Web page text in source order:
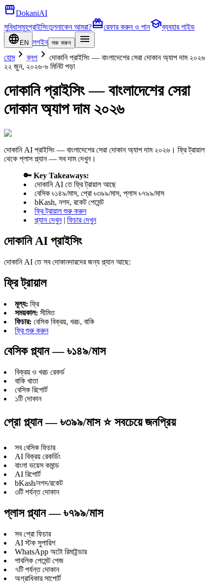
storefrontDokaniAI
সুবিধাসমূহপ্রাইসিংতুলনাকেন আমরা?card_giftcardরেফার করুন ও পানschoolব্যবহার গাইড
language EN লগইন শুরু করুন menu
হোমchevron_rightব্লগ chevron_right দোকানি প্রাইসিং — বাংলাদেশের সেরা দোকান অ্যাপ দাম ২০২৬
২২ জুন, ২০২৬·৬ মিনিটপড়া
দোকানি প্রাইসিং — বাংলাদেশের সেরা
দোকান অ্যাপ দাম ২০২৬
দোকানি AI প্রাইসিং — বাংলাদেশের সেরা দোকান অ্যাপ দাম ২০২৬। ফ্রি ট্রায়াল
থেকে প্লাস প্ল্যান — সব দাম দেখুন।
🔑 Key Takeaways:
দোকানি AI তে ফ্রি ট্রায়াল আছে
বেসিক ৳১৪৯/মাস, প্রো ৳৩৯৯/মাস, প্লাস ৳৭৯৯/মাস
bKash, নগদ, রকেট পেমেন্ট
ফ্রি ট্রায়াল শুরু করুন
প্ল্যান দেখুন| ফিচার দেখুন
দোকানি AI প্রাইসিং
দোকানি AI তে সব দোকানদারদের জন্য প্ল্যান আছে:
ফ্রি ট্রায়াল
মূল্য: ফ্রি
সময়কাল: সীমিত
ফিচার: বেসিক বিক্রয়, খরচ, বাকি
ফ্রি শুরু করুন
বেসিক প্ল্যান — ৳১৪৯/মাস
বিক্রয় ও খরচ রেকর্ড
বাকি খাতা
বেসিক রিপোর্ট
১টি দোকান
প্রো প্ল্যান — ৳৩৯৯/মাস ⭐ সবচেয়ে জনপ্রিয়
সব বেসিক ফিচার
AI বিক্রয় রেকর্ডিং
বাংলা ভয়েস কমান্ড
AI রিপোর্ট
bKash/নগদ/রকেট
৩টি পর্যন্ত দোকান
প্লাস প্ল্যান — ৳৭৯৯/মাস
সব প্রো ফিচার
AI স্টক সুপারিশ
WhatsApp অটো রিমাইন্ডার
পাবলিক পেমেন্ট পেজ
৭টি পর্যন্ত দোকান
অগ্রাধিকার সাপোর্ট